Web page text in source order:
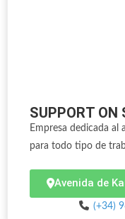
SUPPORT ON
Empresa dedicada al
para todo tipo de
Avenida de
(+34)